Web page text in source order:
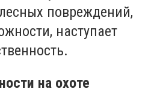
повреждений,
наступает
на охоте